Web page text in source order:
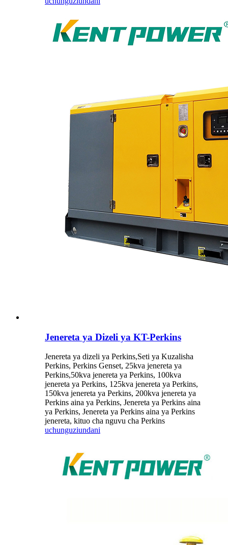
Jenereta ya Dizeli ya KT-Perkins
Jenereta ya dizeli ya Perkins,Seti ya Kuzalisha
Perkins, Perkins Genset, 25kva jenereta ya
Perkins,50kva jenereta ya Perkins, 100kva
jenereta ya Perkins, 125kva jenereta ya Perkins,
150kva jenereta ya Perkins, 200kva jenereta ya
Perkins aina ya Perkins, Jenereta ya Perkins aina
ya Perkins, Jenereta ya Perkins aina ya Perkins
jenereta, kituo cha nguvu cha Perkins
uchunguziundani